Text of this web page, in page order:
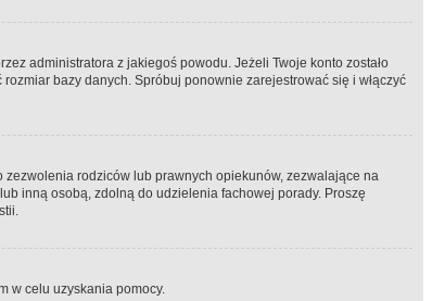
administratora z jakiegoś powodu. Jeżeli Twoje konto zostało
bazy danych. Spróbuj ponownie zarejestrować się i włączyć
rodziców lub prawnych opiekunów, zezwalające na
inną osobą, zdolną do udzielenia fachowej porady. Proszę
w celu uzyskania pomocy.